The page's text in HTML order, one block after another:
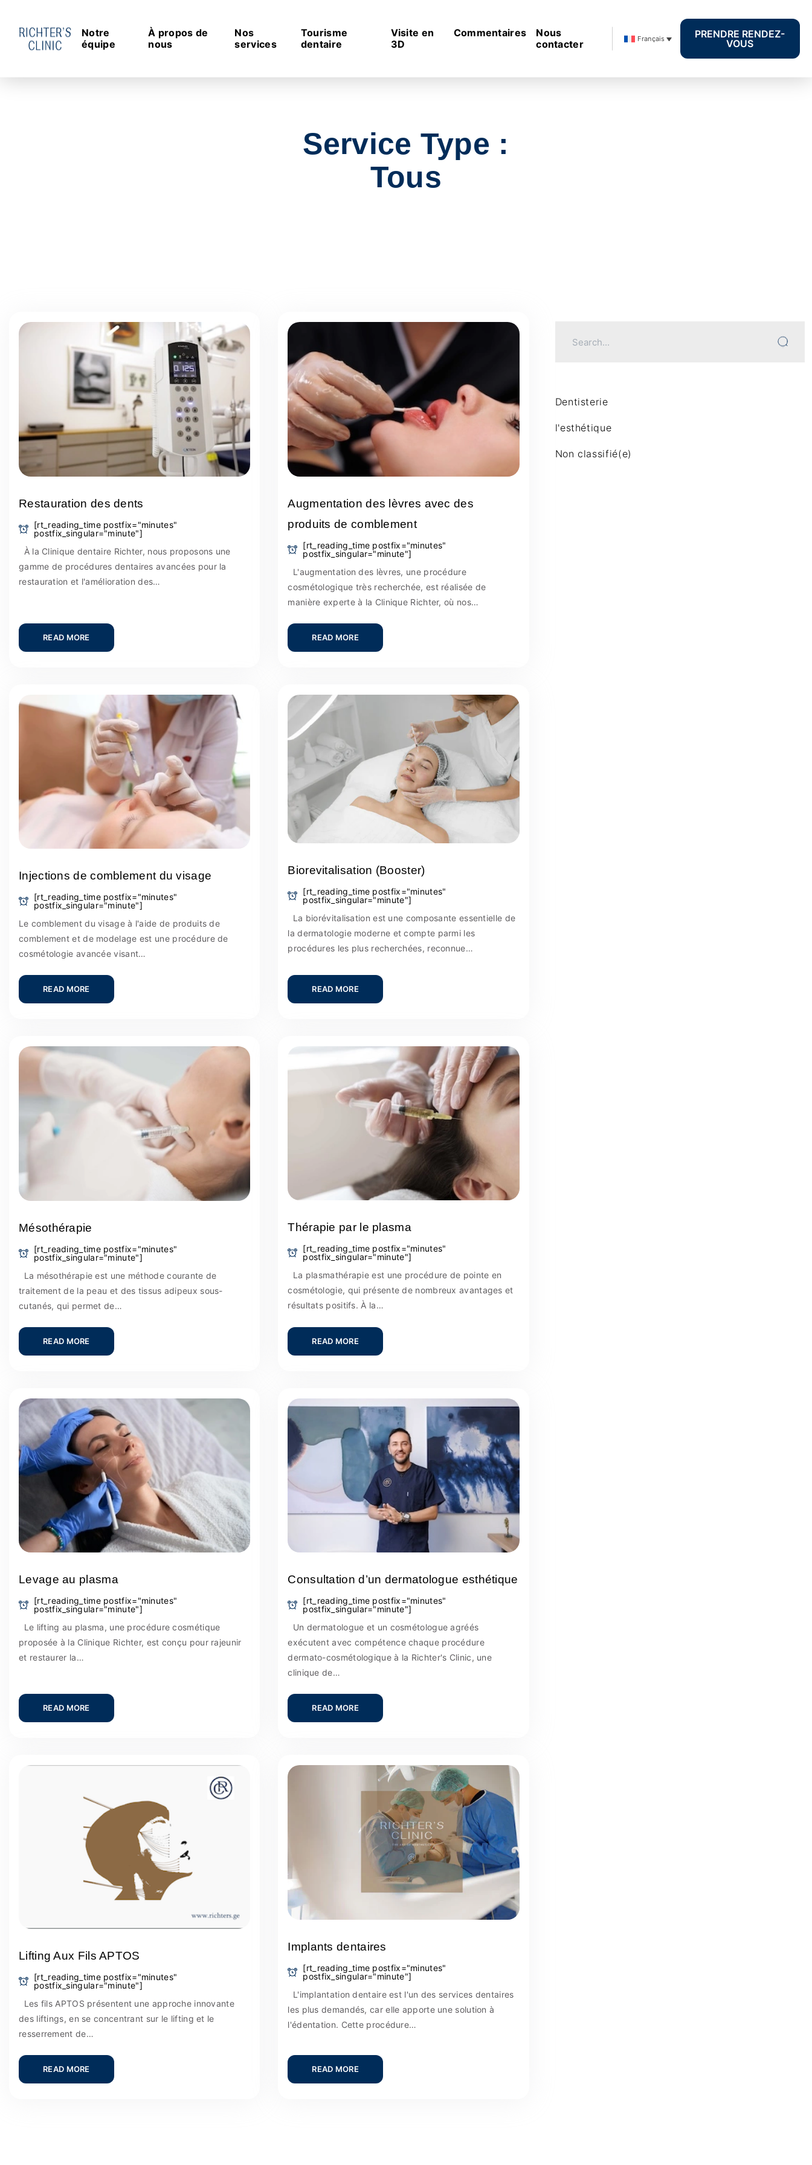
Notre
équipe
À propos de
nous
Nos
services
Tourisme
dentaire
Visite en
3D
Commentaires
Nous
contacter
Français
PRENDRE RENDEZ-
VOUS
Service Type :
Tous
Restauration des dents
[rt_reading_time postfix="minutes"
postfix_singular="minute"]
À la Clinique dentaire Richter, nous proposons une
gamme de procédures dentaires avancées pour la
restauration et l'amélioration des…
READ MORE
Augmentation des lèvres avec des
produits de comblement
[rt_reading_time postfix="minutes"
postfix_singular="minute"]
L'augmentation des lèvres, une procédure
cosmétologique très recherchée, est réalisée de
manière experte à la Clinique Richter, où nos…
READ MORE
Injections de comblement du visage
[rt_reading_time postfix="minutes"
postfix_singular="minute"]
Le comblement du visage à l'aide de produits de
comblement et de modelage est une procédure de
cosmétologie avancée visant…
READ MORE
Biorevitalisation (Booster)
[rt_reading_time postfix="minutes"
postfix_singular="minute"]
La biorévitalisation est une composante essentielle de
la dermatologie moderne et compte parmi les
procédures les plus recherchées, reconnue…
READ MORE
Mésothérapie
[rt_reading_time postfix="minutes"
postfix_singular="minute"]
La mésothérapie est une méthode courante de
traitement de la peau et des tissus adipeux sous-
cutanés, qui permet de…
READ MORE
Thérapie par le plasma
[rt_reading_time postfix="minutes"
postfix_singular="minute"]
La plasmathérapie est une procédure de pointe en
cosmétologie, qui présente de nombreux avantages et
résultats positifs. À la…
READ MORE
Levage au plasma
[rt_reading_time postfix="minutes"
postfix_singular="minute"]
Le lifting au plasma, une procédure cosmétique
proposée à la Clinique Richter, est conçu pour rajeunir
et restaurer la…
READ MORE
Consultation d’un dermatologue esthétique
[rt_reading_time postfix="minutes"
postfix_singular="minute"]
Un dermatologue et un cosmétologue agréés
exécutent avec compétence chaque procédure
dermato-cosmétologique à la Richter's Clinic, une
clinique de…
READ MORE
Lifting Aux Fils APTOS
[rt_reading_time postfix="minutes"
postfix_singular="minute"]
Les fils APTOS présentent une approche innovante
des liftings, en se concentrant sur le lifting et le
resserrement de…
READ MORE
Implants dentaires
[rt_reading_time postfix="minutes"
postfix_singular="minute"]
L'implantation dentaire est l'un des services dentaires
les plus demandés, car elle apporte une solution à
l'édentation. Cette procédure…
READ MORE
Dentisterie
l'esthétique
Non classifié(e)